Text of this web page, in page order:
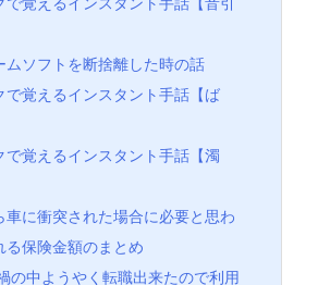
ムソフトを断捨離した時の話
で覚えるインスタント手話【ば
で覚えるインスタント手話【濁
車に衝突された場合に必要と思わ
る保険金額のまとめ
の中ようやく転職出来たので利用